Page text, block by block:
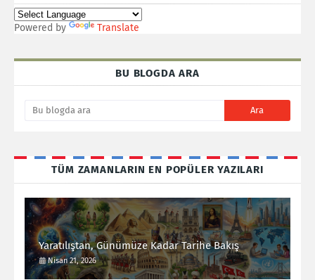
Powered by Translate
BU BLOGDA ARA
TÜM ZAMANLARIN EN POPÜLER YAZILARI
Yaratılıştan, Günümüze Kadar Tarihe Bakış
Nisan 21, 2026